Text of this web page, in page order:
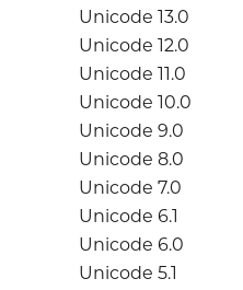
Unicode 13.0
Unicode 12.0
Unicode 11.0
Unicode 10.0
Unicode 9.0
Unicode 8.0
Unicode 7.0
Unicode 6.1
Unicode 6.0
Unicode 5.1